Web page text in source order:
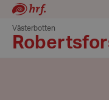
Västerbotten